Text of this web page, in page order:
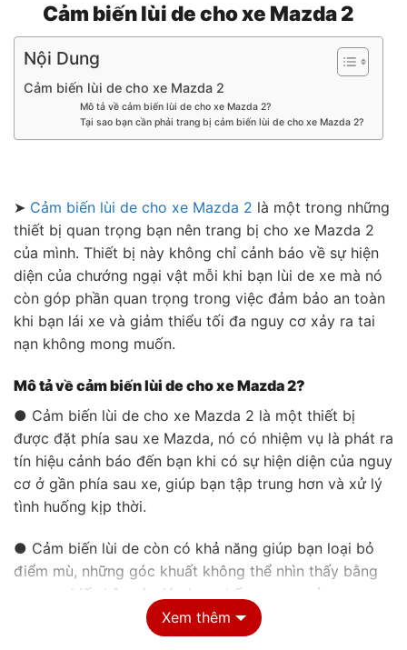
Cảm biến lùi de cho xe Mazda 2
Nội Dung
Cảm biến lùi de cho xe Mazda 2
Mô tả về cảm biến lùi de cho xe Mazda 2?
Tại sao bạn cần phải trang bị cảm biến lùi de cho xe Mazda 2?
➤ Cảm biến lùi de cho xe Mazda 2 là một trong những
thiết bị quan trọng bạn nên trang bị cho xe Mazda 2
của mình. Thiết bị này không chỉ cảnh báo về sự hiện
diện của chướng ngại vật mỗi khi bạn lùi de xe mà nó
còn góp phần quan trọng trong việc đảm bảo an toàn
khi bạn lái xe và giảm thiểu tối đa nguy cơ xảy ra tai
nạn không mong muốn.
Mô tả về cảm biến lùi de cho xe Mazda 2?
● Cảm biến lùi de cho xe Mazda 2 là một thiết bị
được đặt phía sau xe Mazda, nó có nhiệm vụ là phát ra
tín hiệu cảnh báo đến bạn khi có sự hiện diện của nguy
cơ ở gần phía sau xe, giúp bạn tập trung hơn và xử lý
tình huống kịp thời.
● Cảm biến lùi de còn có khả năng giúp bạn loại bỏ
điểm mù, những góc khuất không thể nhìn thấy bằng
gương chiếu hậu và giúp hạn chế nguy cơ xảy ra va
Xem thêm